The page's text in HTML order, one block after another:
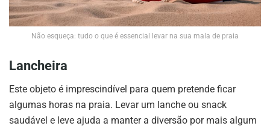
Não esqueça: tudo o que é essencial levar na sua mala de praia
Lancheira
Este objeto é imprescindível para quem pretende ficar
algumas horas na praia. Levar um lanche ou snack
saudável e leve ajuda a manter a diversão por mais algum